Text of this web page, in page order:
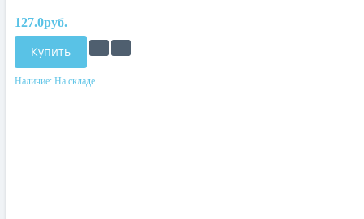
127.0руб.
Купить
Наличие: На складе